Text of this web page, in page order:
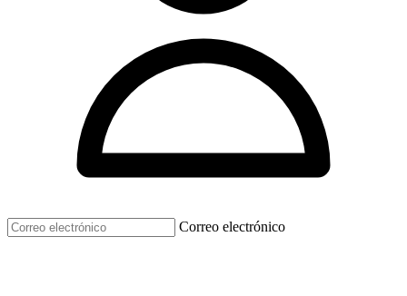
Correo electrónico